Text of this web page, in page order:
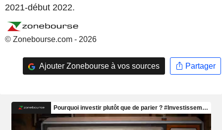
2021-début 2022.
© Zonebourse.com - 2026
Ajouter Zonebourse à vos sources Partager